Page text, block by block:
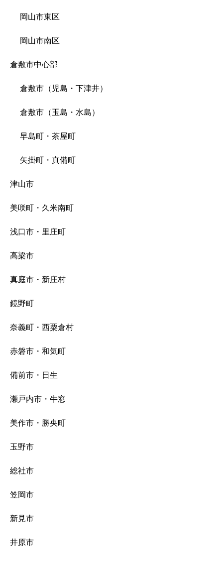
岡山市東区
岡山市南区
倉敷市中心部
倉敷市（児島・下津井）
倉敷市（玉島・水島）
早島町・茶屋町
矢掛町・真備町
津山市
美咲町・久米南町
浅口市・里庄町
高梁市
真庭市・新庄村
鏡野町
奈義町・西粟倉村
赤磐市・和気町
備前市・日生
瀬戸内市・牛窓
美作市・勝央町
玉野市
総社市
笠岡市
新見市
井原市